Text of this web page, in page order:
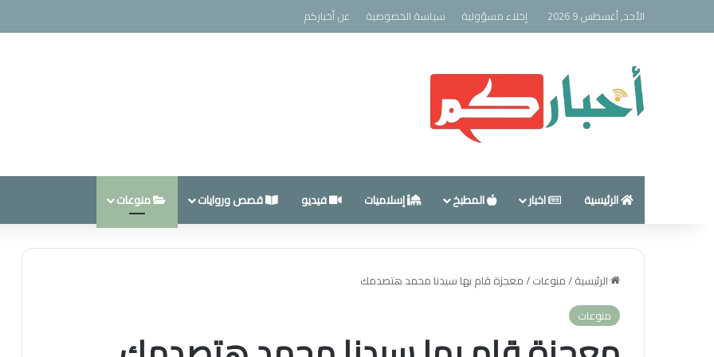
الأحد, أغسطس 9 2026 إخلاء مسؤولية سياسة الخصوصية عن أخباركم
الرئيسية اخبار المطبخ إسلاميات فيديو قصص وروايات منوعات
الرئيسية/منوعات/معجزة قام بها سيدنا محمد هتصدمك
منوعات